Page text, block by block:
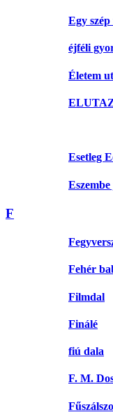
Egy
éjféli
Életem
Esetleg
F
Fehér
Filmdal
Finálé
fiú dala
F. M.